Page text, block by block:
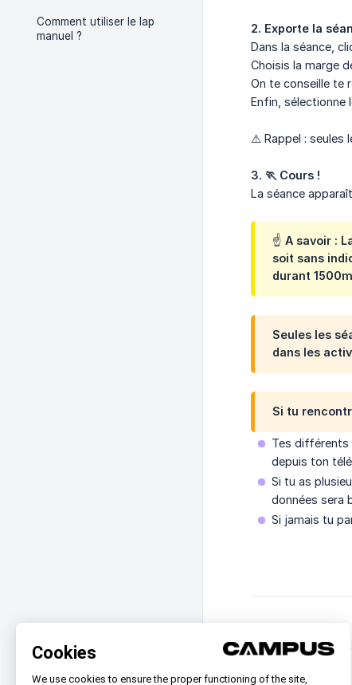
Comment utiliser le lap
manuel ?
2. Exporte la
Dans la séance,
Choisis la marge
On te conseille te
Enfin, sélectionne
⚠️ Rappel : seules
3. 🏃 Cours !
La séance
☝️ A savoir :
soit sans
durant
Seules les
dans les
Si tu
Tes différents
depuis ton
Si tu as
données sera
Si jamais tu